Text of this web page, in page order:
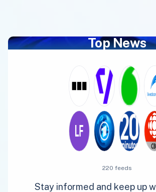
Top News
220 feeds
Stay informed and keep up